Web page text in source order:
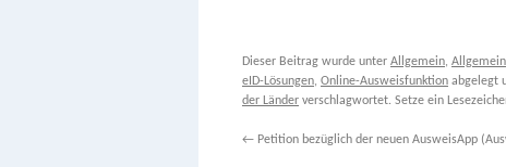
Dieser Beitrag wurde unter Allgemein, Allgemein
eID-Lösungen, Online-Ausweisfunktion abgelegt
der Länder verschlagwortet. Setze ein
← Petition bezüglich der neuen AusweisApp